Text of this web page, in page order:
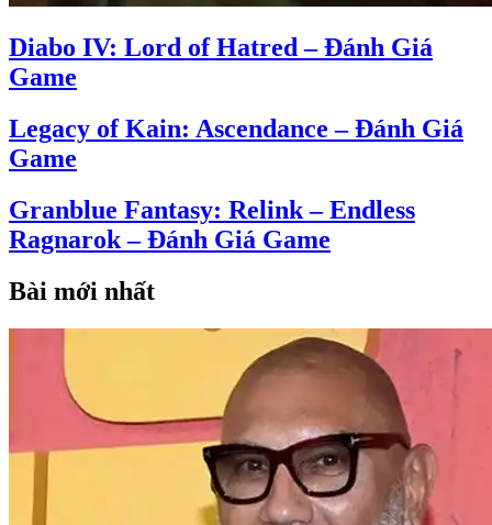
Diabo IV: Lord of Hatred – Đánh Giá
Game
Legacy of Kain: Ascendance – Đánh Giá
Game
Granblue Fantasy: Relink – Endless
Ragnarok – Đánh Giá Game
Bài mới nhất